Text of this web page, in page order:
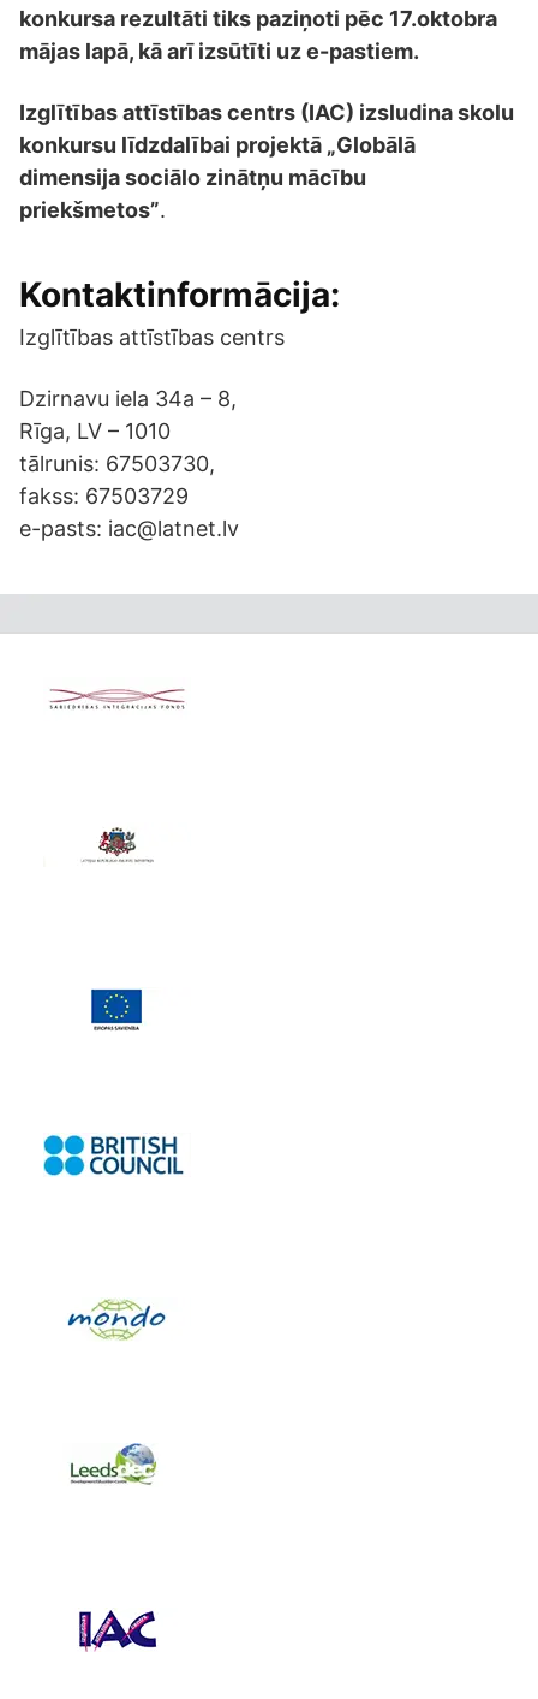
konkursa rezultāti tiks paziņoti pēc 17.oktobra
mājas lapā, kā arī izsūtīti uz e-pastiem.
Izglītības attīstības centrs (IAC) izsludina skolu
konkursu līdzdalībai projektā „Globālā
dimensija sociālo zinātņu mācību
priekšmetos”.
Kontaktinformācija:
Izglītības attīstības centrs
Dzirnavu iela 34a – 8,
Rīga, LV – 1010
tālrunis: 67503730,
fakss: 67503729
e-pasts: iac@latnet.lv